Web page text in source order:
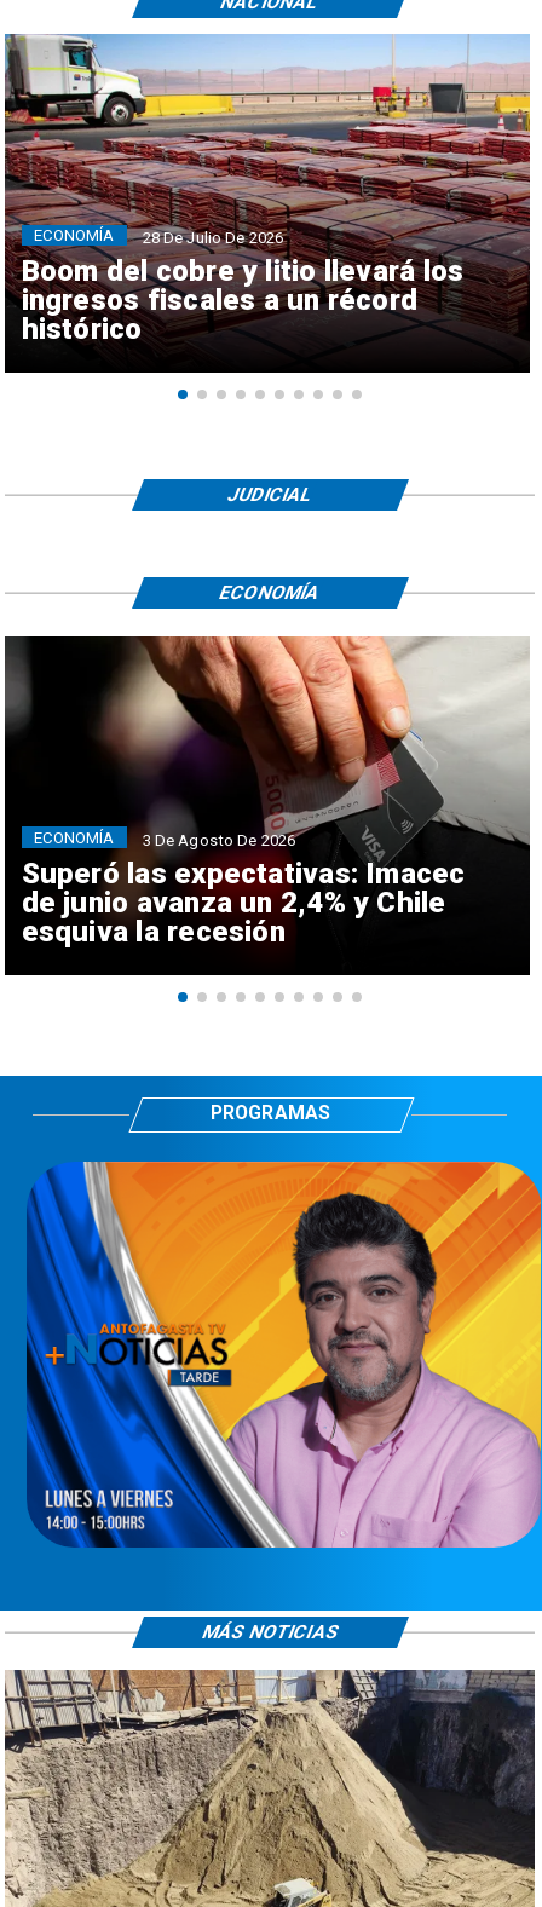
Boom del cobre y litio llevará los
ingresos fiscales a un récord
histórico
ECONOMÍA 28 De Julio De 2026
JUDICIAL
Superó las expectativas: Imacec
de junio avanza un 2,4% y Chile
esquiva la recesión
ECONOMÍA 3 De Agosto De 2026
ECONOMÍA
PROGRAMAS
MÁS NOTICIAS